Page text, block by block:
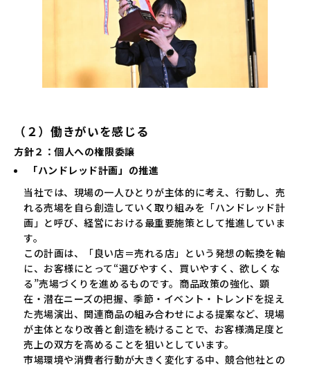
（２）働きがいを感じる
方針２：個人への権限委譲
「ハンドレッド計画」の推進
当社では、現場の一人ひとりが主体的に考え、行動し、売
れる売場を自ら創造していく取り組みを「ハンドレッド計
画」と呼び、経営における最重要施策として推進していま
す。
この計画は、「良い店＝売れる店」という発想の転換を軸
に、お客様にとって“選びやすく、買いやすく、欲しくな
る”売場づくりを進めるものです。商品政策の強化、顕
在・潜在ニーズの把握、季節・イベント・トレンドを捉え
た売場演出、関連商品の組み合わせによる提案など、現場
が主体となり改善と創造を続けることで、お客様満足度と
売上の双方を高めることを狙いとしています。
市場環境や消費者行動が大きく変化する中、競合他社との